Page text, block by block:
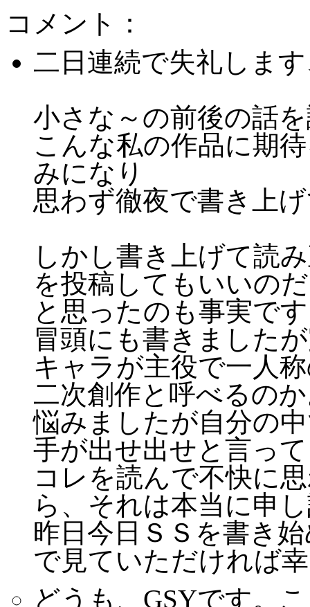
コメント：
二日連続で失礼しま
小さな～の前後の話
こんな私の作品に期
みになり
思わず徹夜で書き上
しかし書き上げて読
を投稿してもいいの
と思ったのも事実で
冒頭にも書きました
キャラが主役で一人
二次創作と呼べるの
悩みましたが自分の
手が出せ出せと言っ
コレを読んで不快に
ら、それは本当に申
昨日今日ＳＳを書き
で見ていただければ
どうも、GSYです。